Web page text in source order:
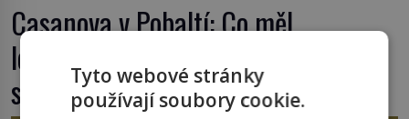
Casanova v Pobaltí: Co měl
legendární svůdník společného se
svobodnými zednáři?
Tyto webové stránky
používají soubory cookie.